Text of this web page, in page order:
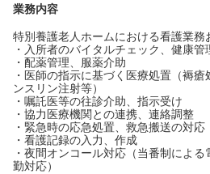
業務内容
特別養護老人ホームにおける看護業
・入所者のバイタルチェック、健康管
・配薬管理、服薬介助
・医師の指示に基づく医療処置（褥
ンスリン注射等）
・嘱託医等の往診介助、指示受け
・協力医療機関との連携、連絡調整
・緊急時の応急処置、救急搬送の対応
・看護記録の入力、作成
・夜間オンコール対応（当番制によ
勤対応）